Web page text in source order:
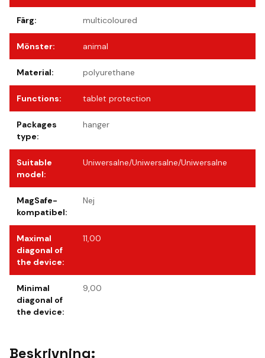
Färg: multicoloured
Mönster: animal
Material: polyurethane
Functions: tablet protection
Packages
type:
hanger
Suitable
model:
Uniwersalne/Uniwersalne/Uniwersalne
MagSafe-
kompatibel:
Nej
Maximal
diagonal of
the device:
11,00
Minimal
diagonal of
the device:
9,00
Beskrivning: